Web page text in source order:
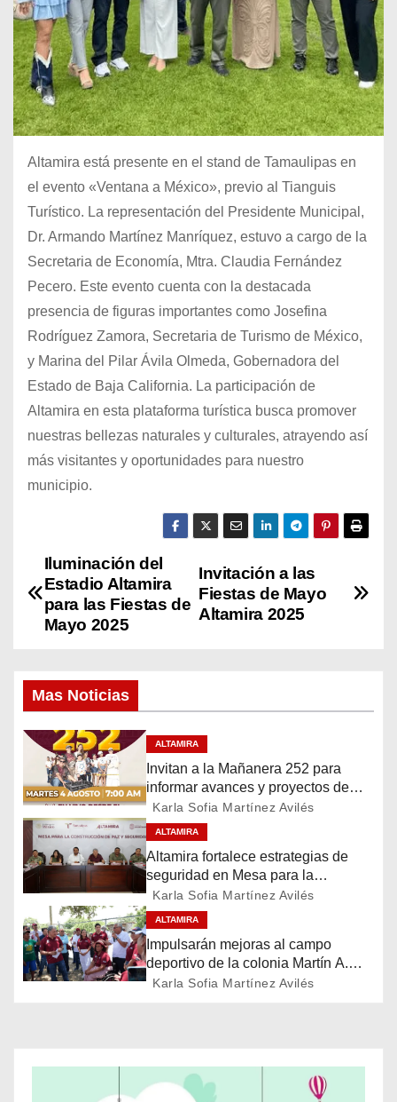
Altamira está presente en el stand de Tamaulipas en
el evento «Ventana a México», previo al Tianguis
Turístico. La representación del Presidente Municipal,
Dr. Armando Martínez Manríquez, estuvo a cargo de la
Secretaria de Economía, Mtra. Claudia Fernández
Pecero. Este evento cuenta con la destacada
presencia de figuras importantes como Josefina
Rodríguez Zamora, Secretaria de Turismo de México,
y Marina del Pilar Ávila Olmeda, Gobernadora del
Estado de Baja California. La participación de
Altamira en esta plataforma turística busca promover
nuestras bellezas naturales y culturales, atrayendo así
más visitantes y oportunidades para nuestro
municipio.
N
a
e
g
a
c
i
ó
d
e
Invitación a las
Fiestas de Mayo
Altamira 2025
Iluminación del
Estadio Altamira
para las Fiestas de
Mayo 2025
Mas Noticias
ALTAMIRA
Invitan a la Mañanera 252 para
informar avances y proyectos de
Altamira
Karla Sofia Martínez Avilés
ALTAMIRA
Altamira fortalece estrategias de
seguridad en Mesa para la
Construcción de Paz
Karla Sofia Martínez Avilés
ALTAMIRA
Impulsarán mejoras al campo
deportivo de la colonia Martín A.
Martínez
Karla Sofia Martínez Avilés